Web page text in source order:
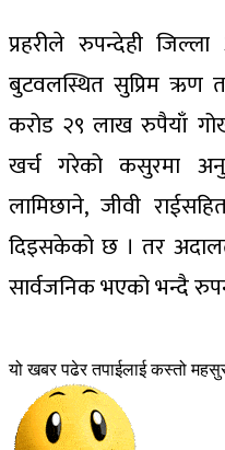
प्रहरीले रुपन्देही
बुटवलस्थित सुप्रिम ऋण
करोड २९ लाख रुपैयाँ
खर्च गरेको कसुरमा
लामिछाने, जीवी
दिइसकेको छ । तर
सार्वजनिक भएको भन्दै
यो खबर पढेर तपाईलाई कस्तो